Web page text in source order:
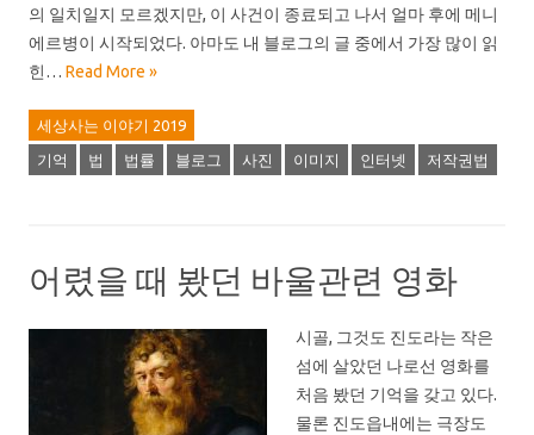
의 일치일지 모르겠지만, 이 사건이 종료되고 나서 얼마 후에 메니
에르병이 시작되었다. 아마도 내 블로그의 글 중에서 가장 많이 읽
힌… Read More »
세상사는 이야기 2019
기억 법 법률 블로그 사진 이미지 인터넷 저작권법
어렸을 때 봤던 바울관련 영화
시골, 그것도 진도라는 작은
섬에 살았던 나로선 영화를
처음 봤던 기억을 갖고 있다.
물론 진도읍내에는 극장도